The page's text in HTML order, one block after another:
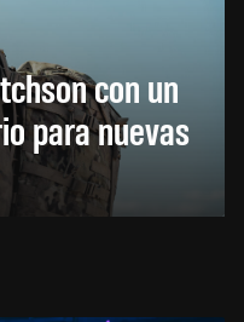
con un
para nuevas